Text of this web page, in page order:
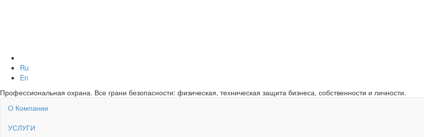
Ru
En
Профессиональная охрана. Все грани безопасности: физическая, техническая защита бизнеса, собственности и личности.
О Компании
УСЛУГИ